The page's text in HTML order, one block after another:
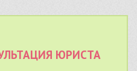
ЮРИСТА